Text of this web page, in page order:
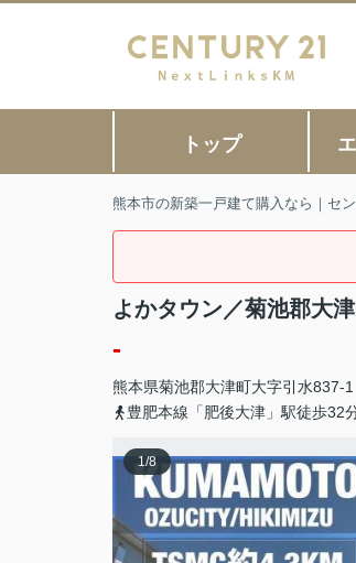
トップ
熊本市の新築一戸建て購入なら｜セ
よかタウン／菊池郡大
-
熊本県菊池郡大津町大字引水837-1
豊肥本線「肥後大津」駅徒歩32
1/8